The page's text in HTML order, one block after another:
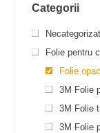
Categorii
Necategorizat
Folie pentru
Folie
3M Folie
3M Folie
3M Folie